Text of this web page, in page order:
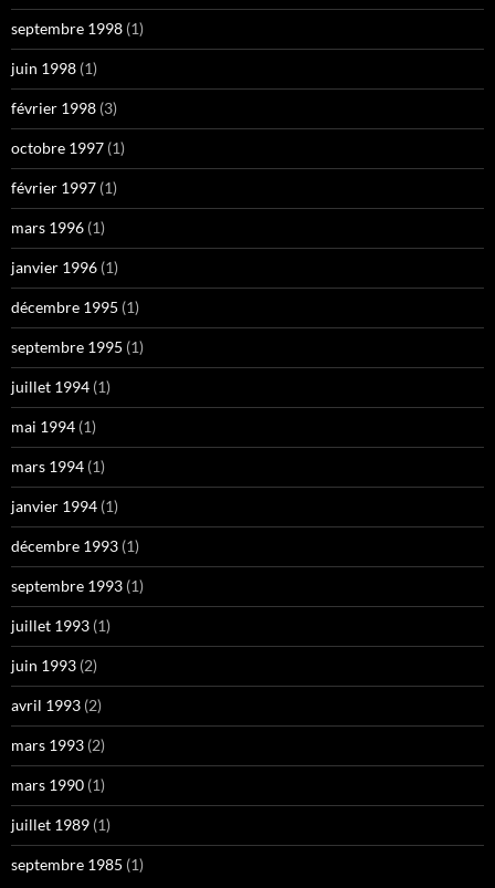
septembre 1998 (1)
juin 1998 (1)
février 1998 (3)
octobre 1997 (1)
février 1997 (1)
mars 1996 (1)
janvier 1996 (1)
décembre 1995 (1)
septembre 1995 (1)
juillet 1994 (1)
mai 1994 (1)
mars 1994 (1)
janvier 1994 (1)
décembre 1993 (1)
septembre 1993 (1)
juillet 1993 (1)
juin 1993 (2)
avril 1993 (2)
mars 1993 (2)
mars 1990 (1)
juillet 1989 (1)
septembre 1985 (1)